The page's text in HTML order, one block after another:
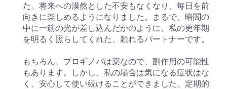
た。将来への漠然とした不安もなくなり、毎日を前
向きに楽しめるようになりました。まるで、暗闇の
中に一筋の光が差し込んだかのように、私の更年期
を明るく照らしてくれた、頼れるパートナーです。
もちろん、プロギノバは薬なので、副作用の可能性
もあります。しかし、私の場合は気になる症状はな
く、安心して使い続けることができました。定期的